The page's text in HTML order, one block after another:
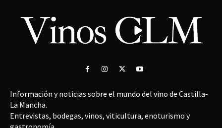
Información y noticias sobre el mundo del vino de Castilla-
La Mancha.
Entrevistas, bodegas, vinos, viticultura, enoturismo y